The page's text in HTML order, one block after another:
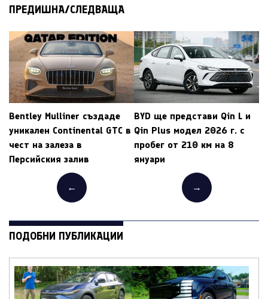
ПРЕДИШНА/СЛЕДВАЩА
Bentley Mulliner създаде
уникален Continental GTC в
чест на залеза в
Персийския залив
←
BYD ще представи Qin L и
Qin Plus модел 2026 г. с
пробег от 210 км на 8
януари
→
ПОДОБНИ ПУБЛИКАЦИИ